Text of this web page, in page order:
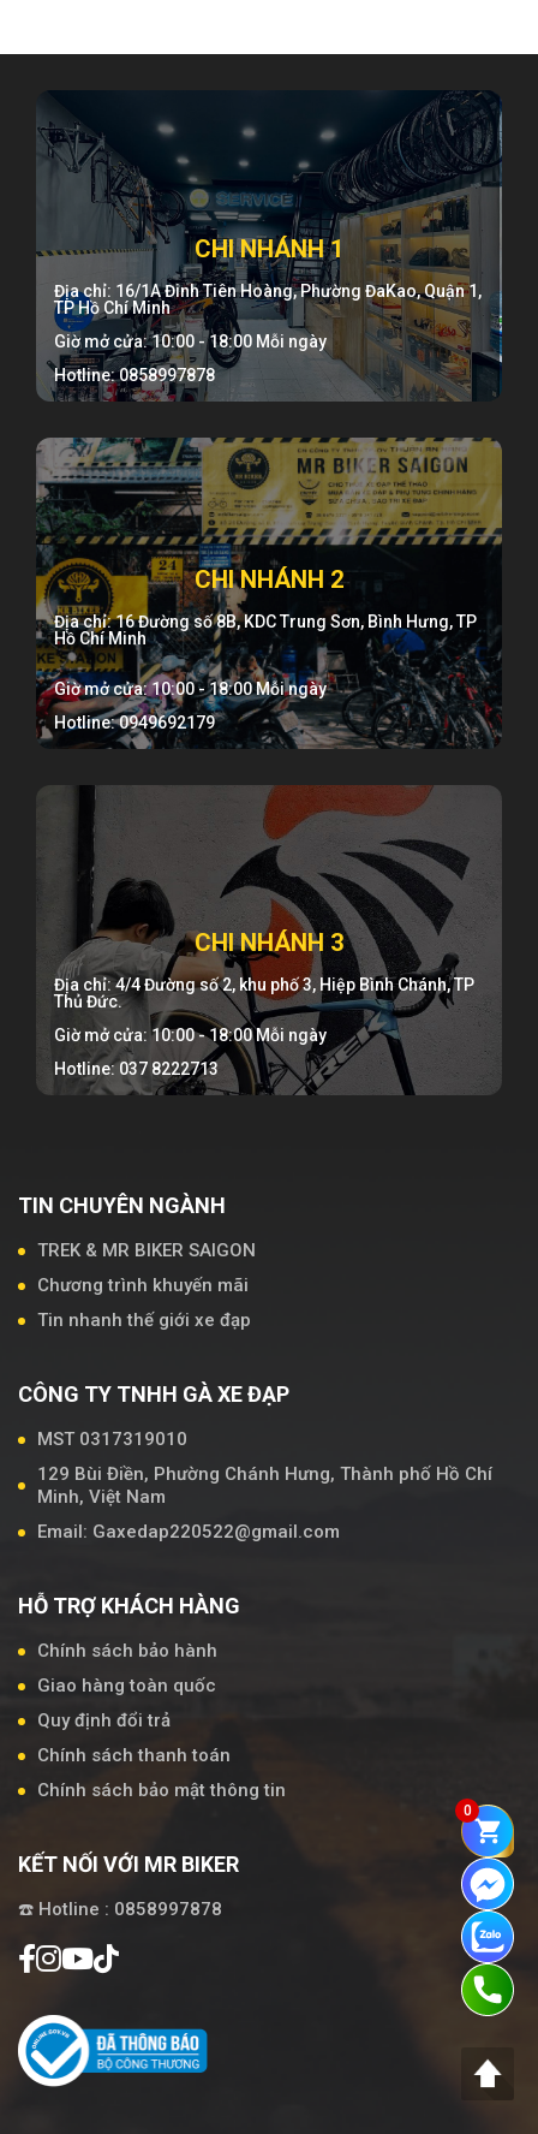
CHI NHÁNH 1
Địa chỉ: 16/1A Đinh Tiên Hoàng, Phường ĐaKao, Quận 1,
TP Hồ Chí Minh
Giờ mở cửa: 10:00 - 18:00 Mỗi ngày
Hotline: 0858997878
CHI NHÁNH 2
Địa chỉ: 16 Đường số 8B, KDC Trung Sơn, Bình Hưng, TP
Hồ Chí Minh
Giờ mở cửa: 10:00 - 18:00 Mỗi ngày
Hotline: 0949692179
CHI NHÁNH 3
Địa chỉ: 4/4 Đường số 2, khu phố 3, Hiệp Bình Chánh, TP
Thủ Đức.
Giờ mở cửa: 10:00 - 18:00 Mỗi ngày
Hotline: 037 8222713
TIN CHUYÊN NGÀNH
TREK & MR BIKER SAIGON
Chương trình khuyến mãi
Tin nhanh thế giới xe đạp
CÔNG TY TNHH GÀ XE ĐẠP
MST 0317319010
129 Bùi Điền, Phường Chánh Hưng, Thành phố Hồ Chí
Minh, Việt Nam
Email: Gaxedap220522@gmail.com
HỖ TRỢ KHÁCH HÀNG
Chính sách bảo hành
Giao hàng toàn quốc
Quy định đổi trả
Chính sách thanh toán
Chính sách bảo mật thông tin
KẾT NỐI VỚI MR BIKER
☎️ Hotline : 0858997878
0